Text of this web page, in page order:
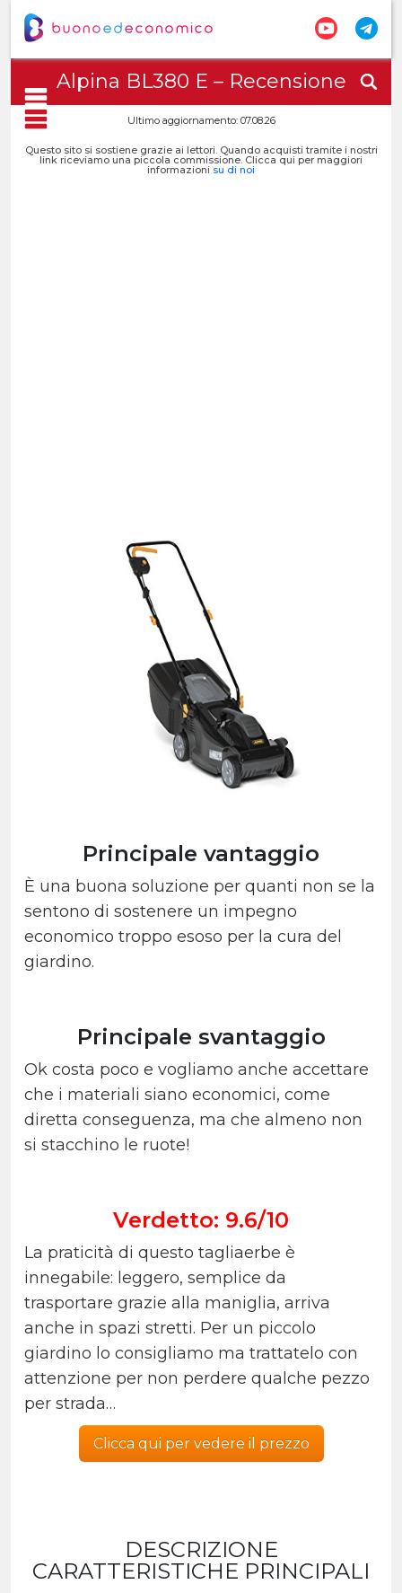
Alpina BL380 E – Recensione
Ultimo aggiornamento: 07.08.26
Questo sito si sostiene grazie ai lettori. Quando acquisti tramite i nostri
link riceviamo una piccola commissione. Clicca qui per maggiori
informazioni su di noi
Principale vantaggio
È una buona soluzione per quanti non se la
sentono di sostenere un impegno
economico troppo esoso per la cura del
giardino.
Principale svantaggio
Ok costa poco e vogliamo anche accettare
che i materiali siano economici, come
diretta conseguenza, ma che almeno non
si stacchino le ruote!
Verdetto: 9.6/10
La praticità di questo tagliaerbe è
innegabile: leggero, semplice da
trasportare grazie alla maniglia, arriva
anche in spazi stretti. Per un piccolo
giardino lo consigliamo ma trattatelo con
attenzione per non perdere qualche pezzo
per strada…
Clicca qui per vedere il prezzo
DESCRIZIONE
CARATTERISTICHE PRINCIPALI